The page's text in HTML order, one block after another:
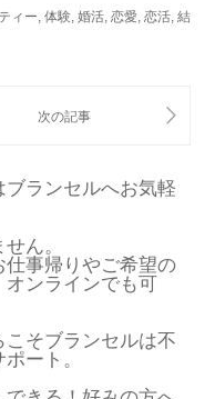
ィー 体験 婚活 恋愛 恋活 結
ランセルへお気軽
ん。
事帰りやご希望の
オンラインでも可
そブランセルは不
ート。